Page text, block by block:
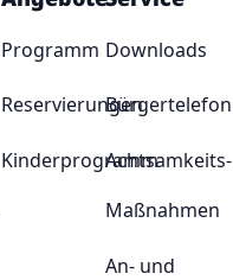
Programm
Reservierungen
Kinderprogramm
Downloads
Bürgertelefon
Achtsamkeits-
Maßnahmen
An- und